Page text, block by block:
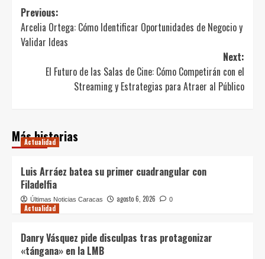
Post
navigation
Previous:
Arcelia Ortega: Cómo Identificar Oportunidades de Negocio y
Validar Ideas
Next:
El Futuro de las Salas de Cine: Cómo Competirán con el
Streaming y Estrategias para Atraer al Público
Más historias
Actualidad
Luis Arráez batea su primer cuadrangular con
Filadelfia
Últimas Noticias Caracas agosto 6, 2026 0
Actualidad
Danry Vásquez pide disculpas tras protagonizar
«tángana» en la LMB